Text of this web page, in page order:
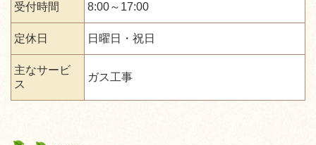
受付時間 8:00～17:00
定休日 日曜日・祝日
主なサービ
ス
ガス工事